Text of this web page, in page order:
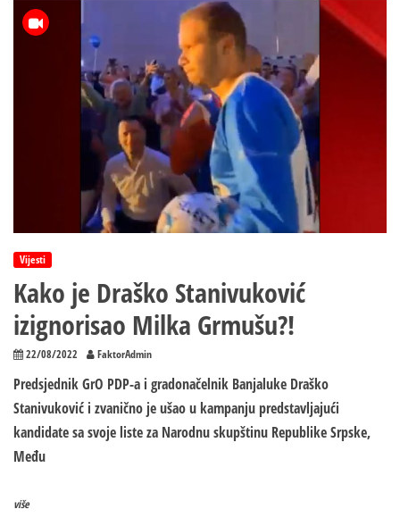
Vijesti
Kako je Draško Stanivuković
izignorisao Milka Grmušu?!
22/08/2022 FaktorAdmin
Predsjednik GrO PDP-a i gradonačelnik Banjaluke Draško
Stanivuković i zvanično je ušao u kampanju predstavljajući
kandidate sa svoje liste za Narodnu skupštinu Republike Srpske,
Među
više